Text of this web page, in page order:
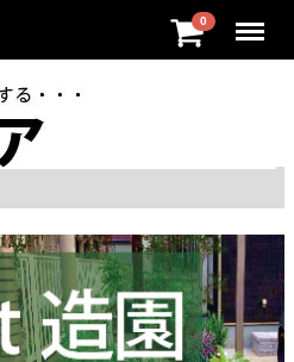
0 Menu